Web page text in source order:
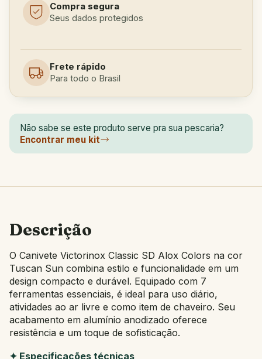
Compra segura
Seus dados protegidos
Frete rápido
Para todo o Brasil
Não sabe se este produto serve pra sua pescaria?
Encontrar meu kit
Descrição
O Canivete Victorinox Classic SD Alox Colors na cor
Tuscan Sun combina estilo e funcionalidade em um
design compacto e durável. Equipado com 7
ferramentas essenciais, é ideal para uso diário,
atividades ao ar livre e como item de chaveiro. Seu
acabamento em alumínio anodizado oferece
resistência e um toque de sofisticação.
✦ Especificações técnicas